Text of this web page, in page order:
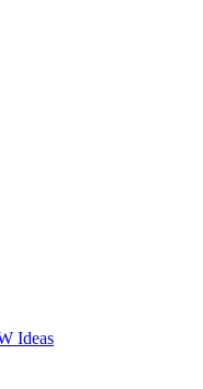
Ideas